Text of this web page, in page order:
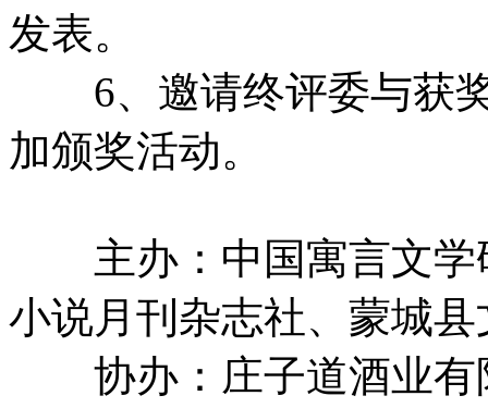
发表。
6、邀请终评委与获奖
加颁奖活动。
主办：中国寓言文学
小说月刊杂志社、蒙城
协办：庄子道酒业有